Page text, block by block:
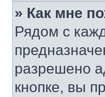
» Как мне
Рядом с
разрешено
кнопке, вы